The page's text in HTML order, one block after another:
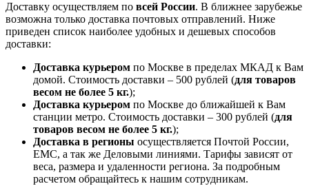
Доставку осуществляем по всей России. В ближнее зарубежье
возможна только доставка почтовых отправлений. Ниже
приведен список наиболее удобных и дешевых способов
доставки:
Доставка курьером по Москве в пределах МКАД к Вам
домой. Стоимость доставки – 500 рублей (для товаров
весом не более 5 кг.);
Доставка курьером по Москве до ближайшей к Вам
станции метро. Стоимость доставки – 300 рублей (для
товаров весом не более 5 кг.);
Доставка в регионы осуществляется Почтой России,
ЕМС, а так же Деловыми линиями. Тарифы зависят от
веса, размера и удаленности региона. За подробным
расчетом обращайтесь к нашим сотрудникам.